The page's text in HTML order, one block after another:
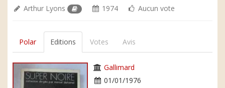
Arthur Lyons 1974 Aucun vote
Polar Editions Votes Avis
Gallimard
01/01/1976